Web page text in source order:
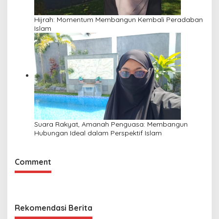
Hijrah: Momentum Membangun Kembali Peradaban
Islam
Suara Rakyat, Amanah Penguasa: Membangun
Hubungan Ideal dalam Perspektif Islam
Comment
Rekomendasi Berita